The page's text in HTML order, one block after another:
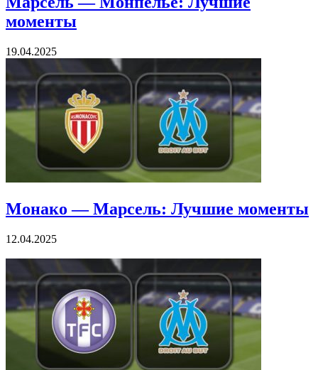
моменты
19.04.2025
Монако — Марсель: Лучшие моменты
12.04.2025